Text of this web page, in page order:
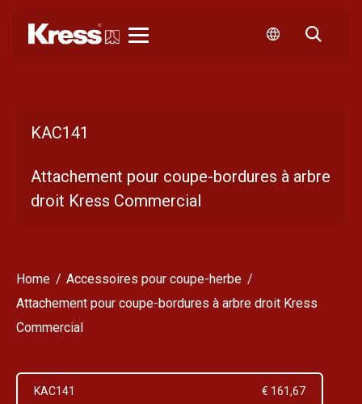
KAC141
Attachement pour coupe-bordures à arbre
droit Kress Commercial
Home
Accessoires pour coupe-herbe
Attachement pour coupe-bordures à arbre droit Kress
Commercial
KAC141 € 161,67